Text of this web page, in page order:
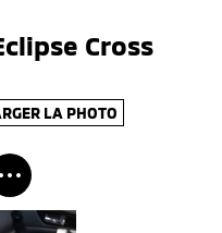
Cross
LA PHOTO